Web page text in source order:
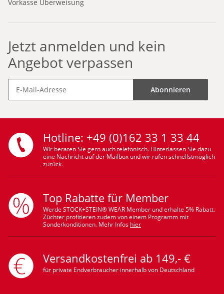
Vorkasse Überweisung
Jetzt anmelden und kein
Angebot verpassen
Abonnieren
Hotline: +49 (0)162 33 1 33 44
Wir beraten Sie gern auch telefonisch. Hinterlassen Sie dazu
eine Nachricht auf der Mailbox und wir rufen schnellstmöglich
zurück.
Top Rabatte für Member
Werde STOCK+STEIN® WEAR Member und erhalte 5% Rabatt.
Züchter profitieren zudem von einem Programm mit
Sonderkonditionen. Mehr Infos hier
Versandkostenfrei ab 149,- €
für private Endverbraucher innerhalb von Deutschland